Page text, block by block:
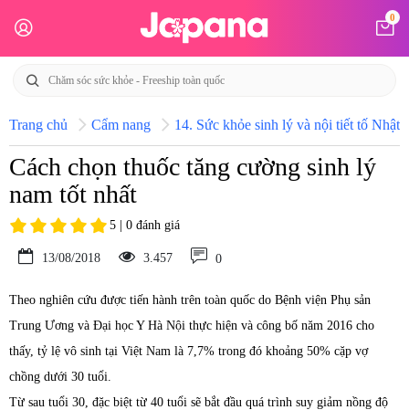
0
Trang chủ Cẩm nang 14. Sức khỏe sinh lý và nội tiết tố Nhật
Cách chọn thuốc tăng cường sinh lý
nam tốt nhất
5 | 0 đánh giá
13/08/2018 3.457 0
Theo nghiên cứu được tiến hành trên toàn quốc do Bệnh viện Phụ sản
Trung Ương và Đại học Y Hà Nội thực hiện và công bố năm 2016 cho
thấy, tỷ lệ vô sinh tại Việt Nam là 7,7% trong đó khoảng 50% cặp vợ
chồng dưới 30 tuổi.
Từ sau tuổi 30, đặc biệt từ 40 tuổi sẽ bắt đầu quá trình suy giảm nồng độ